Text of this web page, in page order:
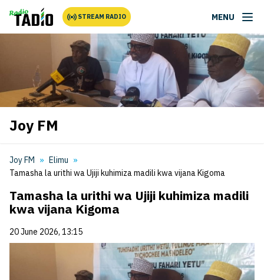
STREAM RADIO MENU
Joy FM
Joy FM
Elimu
Tamasha la urithi wa Ujiji kuhimiza madili kwa vijana Kigoma
Tamasha la urithi wa Ujiji kuhimiza madili
kwa vijana Kigoma
20 June 2026, 13:15